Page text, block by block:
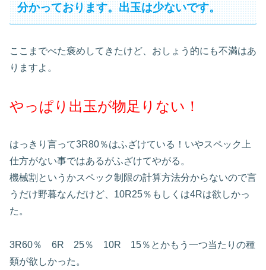
分かっております。出玉は少ないです。
ここまでべた褒めしてきたけど、おしょう的にも不満はあ
りますよ。
やっぱり出玉が物足りない！
はっきり言って3R80％はふざけている！いやスペック上
仕方がない事ではあるがふざけてやがる。
機械割というかスペック制限の計算方法分からないので言
うだけ野暮なんだけど、10R25％もしくは4Rは欲しかっ
た。
3R60％ 6R 25％ 10R 15％とかもう一つ当たりの種
類が欲しかった。